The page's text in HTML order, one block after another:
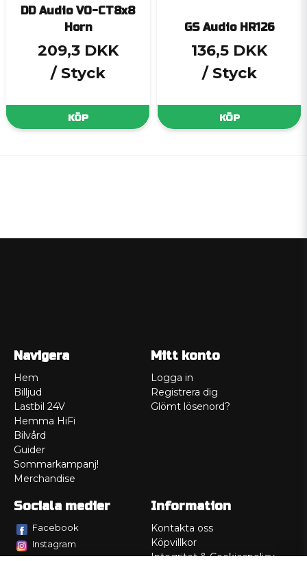
DD Audio VO-CT8x8
Horn
209,3 DKK
/ Styck
KÖP
GS Audio HR126
136,5 DKK
/ Styck
KÖP
Navigera
Hem
Billjud
Lastbil 24V
Hemma HiFi
Bilvård
Guider
Sommarkampanj!
Merchandise
Mitt konto
Logga in
Registrera dig
Glömt lösenord?
Sociala medier
Facebook
Instagram
Information
Kontakta oss
Köpvillkor
Integritet & Cookiespolicy